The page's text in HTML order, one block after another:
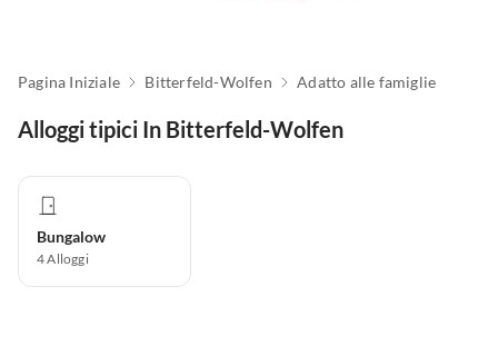
Pagina Iniziale Bitterfeld-Wolfen Adatto alle famiglie
Alloggi tipici In Bitterfeld-Wolfen
Bungalow
4Alloggi